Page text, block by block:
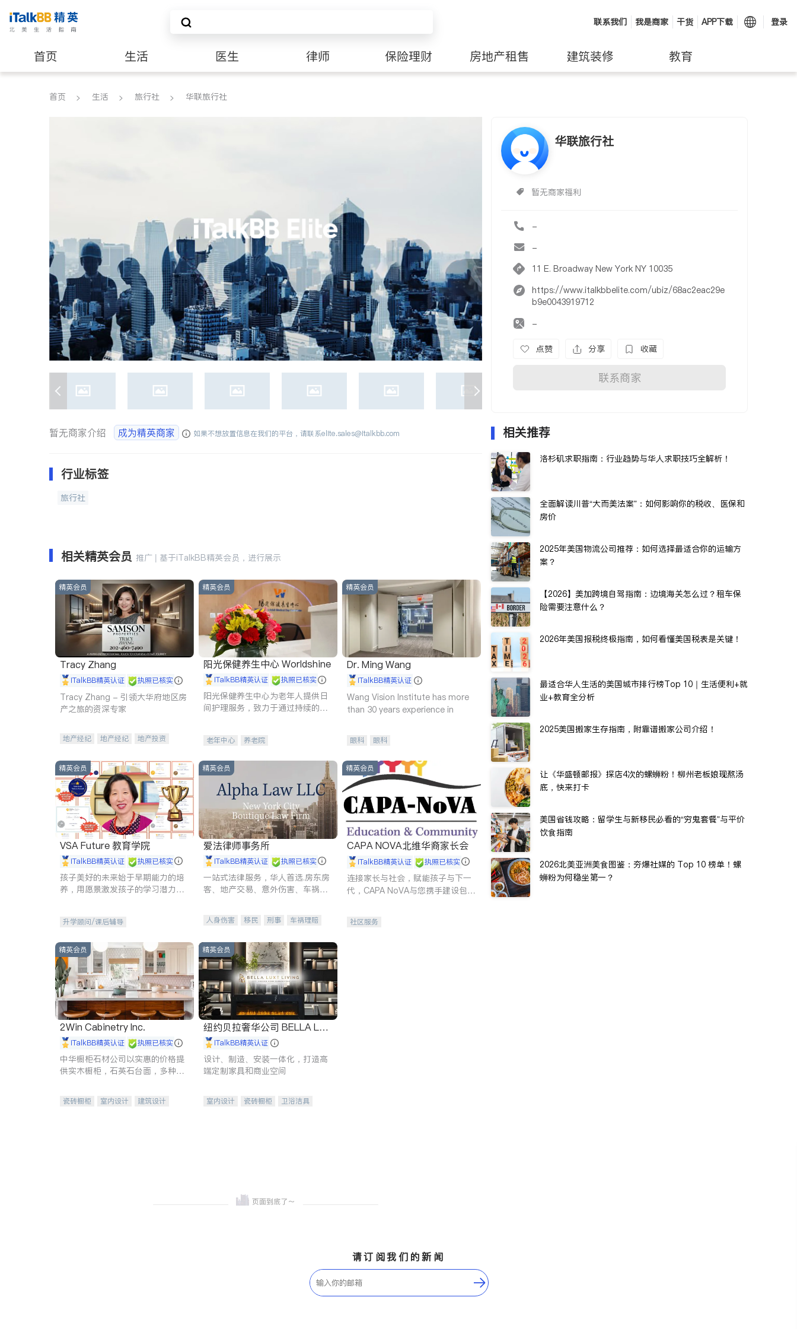
联系我们 我是商家 干货 APP下载 登录
首页 生活 医生 律师 保险理财 房地产租售 建筑装修 教育
养老 非盈利组织
首页 生活 旅行社 华联旅行社
华联旅行社
暂无商家福利
-
-
11 E. Broadway New York NY 10035
https://www.italkbbelite.com/ubiz/68ac2eac29e
b9e0043919712
-
点赞 分享 收藏
联系商家
暂无商家介绍 成为精英商家 如果不想放置信息在我们的平台，请联系elite.sales@italkbb.com
行业标签
旅行社
相关精英会员 推广 | 基于iTalkBB精英会员，进行展示
精英会员
Tracy Zhang
iTalkBB精英认证 执照已核实
Tracy Zhang - 引领大华府地区房
产之旅的资深专家
地产经纪 地产经纪
地产投资
精英会员
阳光保健养生中心 Worldshine
iTalkBB精英认证 执照已核实
阳光保健养生中心为老年人提供日
间护理服务，致力于通过持续的护
老年中心 养老院
精英会员
Dr. Ming Wang
iTalkBB精英认证
Wang Vision Institute has more
than 30 years experience in
眼科 眼科
精英会员
VSA Future 教育学院
iTalkBB精英认证 执照已核实
孩子美好的未来始于早期能力的培
养，用愿景激发孩子的学习潜力和
升学顾问/课后辅导
精英会员
爱法律师事务所
iTalkBB精英认证 执照已核实
一站式法律服务，华人首选.房东房
客、地产交易、意外伤害、车祸重
人身伤害 移民 刑事
车祸理赔
商标注册
索赔 律师-其它 保释
精英会员
CAPA NOVA北维华裔家长会
iTalkBB精英认证 执照已核实
连接家长与社会，赋能孩子与下一
代，CAPA NoVA与您携手建设包
社区服务
精英会员
2Win Cabinetry Inc.
iTalkBB精英认证 执照已核实
中华橱柜石材公司以实惠的价格提
供实木橱柜，石英石台面，多种优
机。品质厨房，家的选择。
瓷砖橱柜 室内设计
建筑设计
精英会员
纽约贝拉奢华公司 BELLA LUX
E iTalkBB精英认证
设计、制造、安装一体化，打造高
端定制家具和商业空间
室内设计 瓷砖橱柜
卫浴洁具
相关推荐
洛杉矶求职指南：行业趋势与华人求职技巧全解析！
全面解读川普“大而美法案”：如何影响你的税收、医保和
房价
2025年美国物流公司推荐：如何选择最适合你的运输方
案？
【2026】美加跨境自驾指南：边境海关怎么过？租车保
险需要注意什么？
2026年美国报税终极指南，如何看懂美国税表是关键！
最适合华人生活的美国城市排行榜Top 10｜生活便利+就
业+教育全分析
2025美国搬家生存指南，附靠谱搬家公司介绍！
让《华盛顿邮报》探店4次的螺蛳粉！柳州老板娘现熬汤
底，快来打卡
美国省钱攻略：留学生与新移民必看的“穷鬼套餐”与平价
饮食指南
2026北美亚洲美食图鉴：夯爆社媒的 Top 10 榜单！螺
蛳粉为何稳坐第一？
请订阅我们的新闻